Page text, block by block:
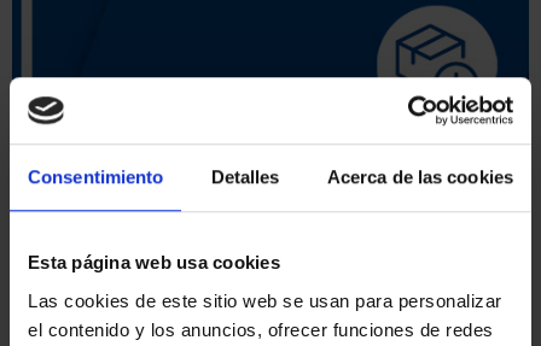
Consentimiento Detalles Acerca de las cookies
Esta página web usa cookies
Las cookies de este sitio web se usan para personalizar
el contenido y los anuncios, ofrecer funciones de redes